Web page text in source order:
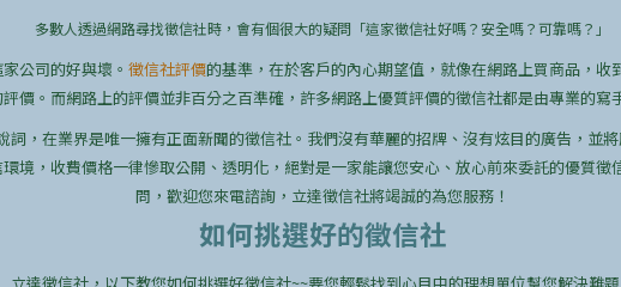
多數人透過網路尋找徵信社時，會有個很大的疑問「這家徵信社好嗎？安全嗎？可靠嗎？」
公司的好與壞。 徵信社評價的基準，在於客戶的內心期望值，就像在網路上買商品，收
價。而網路上的評價並非百分之百準確，許多網路上優質評價的徵信社都是由專業的寫
詞，在業界是唯一擁有正面新聞的徵信社。我們沒有華麗的招牌、沒有炫目的廣告，並
境，收費價格一律慘取公開、透明化，絕對是一家能讓您安心、放心前來委託的優質徵
問，歡迎您來電諮詢，立達徵信社將竭誠的為您服務！
如何挑選好的徵信社